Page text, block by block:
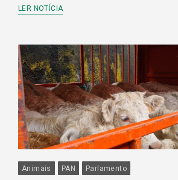
LER NOTÍCIA
Animais PAN Parlamento